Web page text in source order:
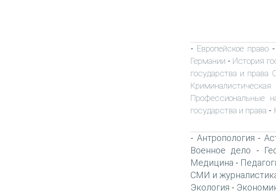
- Европейское право -
Германии - История
государства и права
Криминалистическая
Профессиональные
государства и права -
- Антропология -
Военное дело -
Медицина -
СМИ и
Экология -